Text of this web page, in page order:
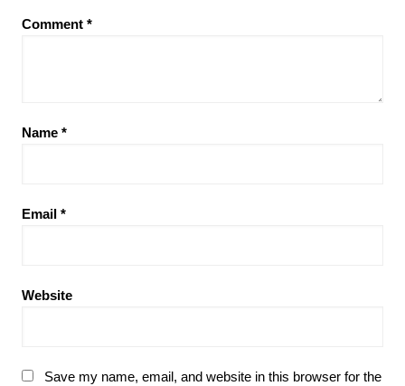
Comment *
Name *
Email *
Website
Save my name, email, and website in this browser for the